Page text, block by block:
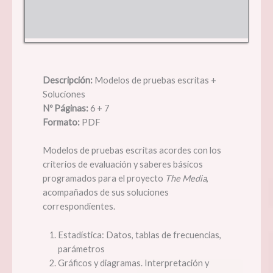
Descripción: Modelos de pruebas escritas +
Soluciones
Nº Páginas:6 + 7
Formato: PDF
Modelos de pruebas escritas acordes con los
criterios de evaluación y saberes básicos
programados para el proyecto The Media,
acompañados de sus soluciones
correspondientes.
Estadística: Datos, tablas de frecuencias,
parámetros
Gráficos y diagramas. Interpretación y